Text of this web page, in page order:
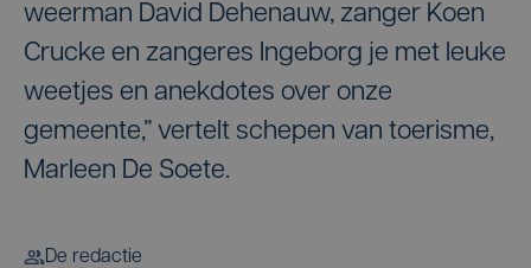
weerman David Dehenauw, zanger Koen
Crucke en zangeres Ingeborg je met leuke
weetjes en anekdotes over onze
gemeente,” vertelt schepen van toerisme,
Marleen De Soete.
De redactie